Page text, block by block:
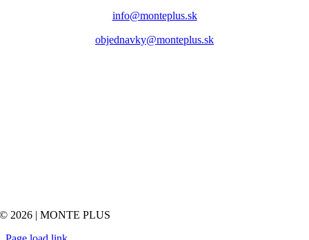
info@monteplus.sk
objednavky@monteplus.sk
© 2026 | MONTE PLUS